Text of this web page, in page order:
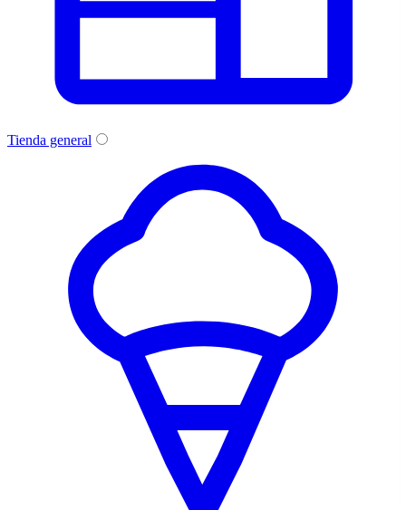
Tienda general